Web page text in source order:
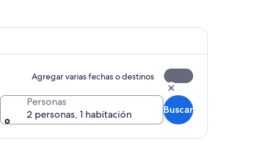
Agregar varias fechas o destinos
Personas
2 personas, 1 habitación
Buscar